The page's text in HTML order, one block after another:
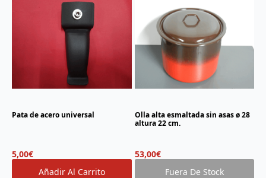
Pata de acero universal
5,00€
Añadir Al Carrito
Olla alta esmaltada sin asas ø 28
altura 22 cm.
53,00€
Fuera De Stock